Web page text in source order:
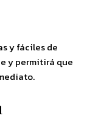
y fáciles de
y permitirá que